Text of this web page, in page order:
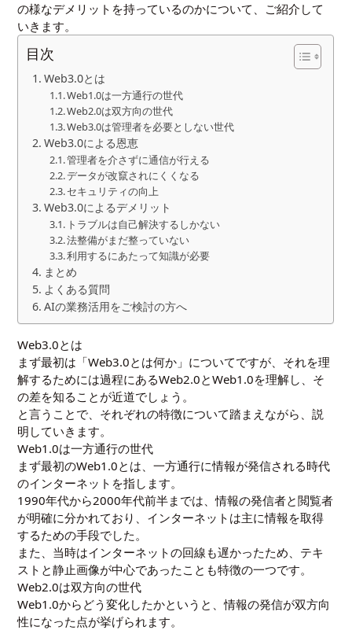
の様なデメリットを持っているのかについて、ご紹介して
いきます。
目次
Web3.0とは
Web1.0は一方通行の世代
Web2.0は双方向の世代
Web3.0は管理者を必要としない世代
Web3.0による恩恵
管理者を介さずに通信が行える
データが改竄されにくくなる
セキュリティの向上
Web3.0によるデメリット
トラブルは自己解決するしかない
法整備がまだ整っていない
利用するにあたって知識が必要
まとめ
よくある質問
AIの業務活用をご検討の方へ
Web3.0とは
まず最初は「Web3.0とは何か」についてですが、それを理
解するためには過程にあるWeb2.0とWeb1.0を理解し、そ
の差を知ることが近道でしょう。
と言うことで、それぞれの特徴について踏まえながら、説
明していきます。
Web1.0は一方通行の世代
まず最初のWeb1.0とは、一方通行に情報が発信される時代
のインターネットを指します。
1990年代から2000年代前半までは、情報の発信者と閲覧者
が明確に分かれており、インターネットは主に情報を取得
するための手段でした。
また、当時はインターネットの回線も遅かったため、テキ
ストと静止画像が中心であったことも特徴の一つです。
Web2.0は双方向の世代
Web1.0からどう変化したかというと、情報の発信が双方向
性になった点が挙げられます。